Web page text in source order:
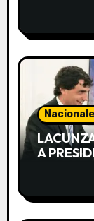
t
r
d
aA
MACRI